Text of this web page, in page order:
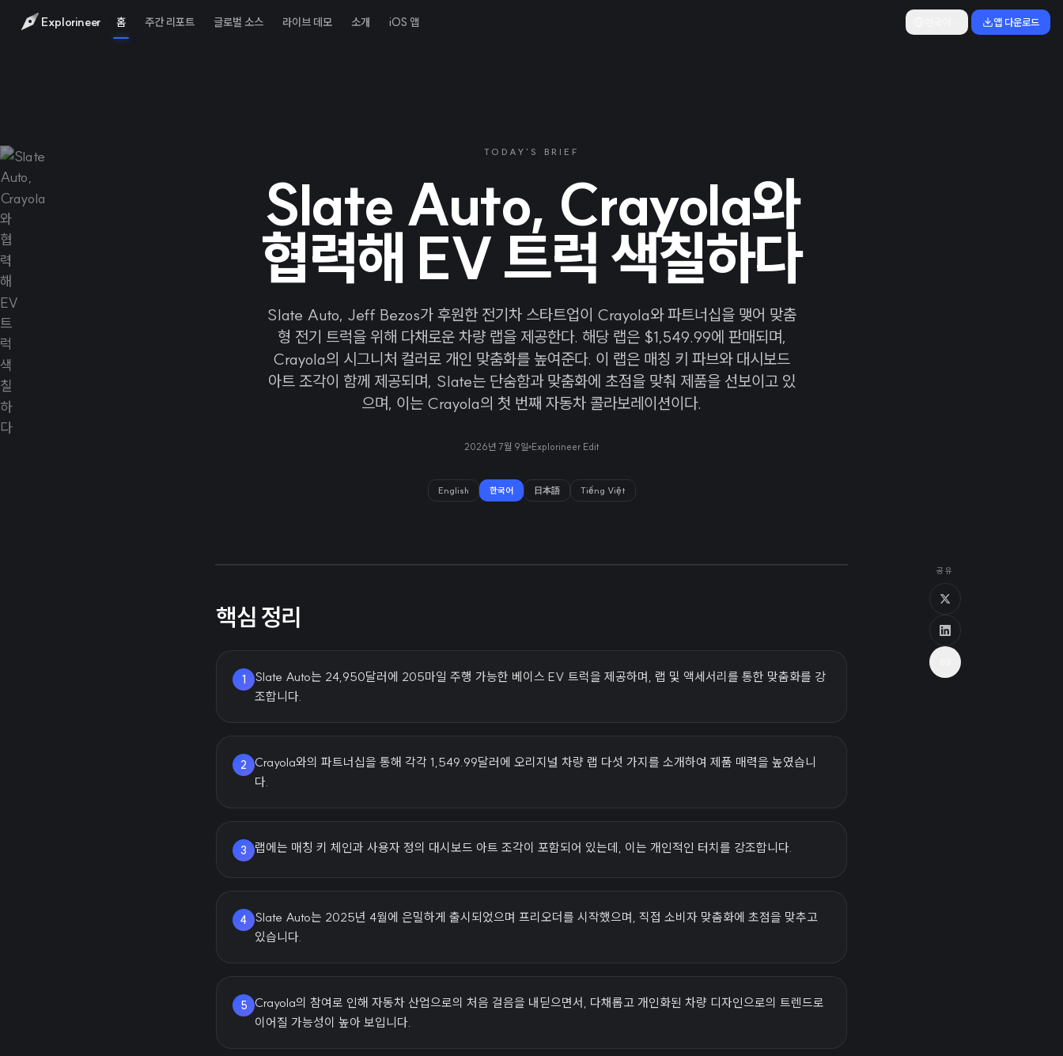
Explorineer 홈 주간 리포트 글로벌 소스 라이브 데모 소개 iOS 앱 앱 다운로드
TODAY'S BRIEF
Slate Auto, Crayola와
협력해 EV 트럭 색칠하다
Slate Auto, Jeff Bezos가 후원한 전기차 스타트업이 Crayola와 파트너십을 맺어 맞춤
형 전기 트럭을 위해 다채로운 차량 랩을 제공한다. 해당 랩은 $1,549.99에 판매되며,
Crayola의 시그니처 컬러로 개인 맞춤화를 높여준다. 이 랩은 매칭 키 파브와 대시보드
아트 조각이 함께 제공되며, Slate는 단숨함과 맞춤화에 초점을 맞춰 제품을 선보이고 있
으며, 이는 Crayola의 첫 번째 자동차 콜라보레이션이다.
2026년 7월 9일 Explorineer Edit
English 한국어 日本語 Tiếng Việt
핵심 정리
1
Slate Auto는 24,950달러에 205마일 주행 가능한 베이스 EV 트럭을 제공하며, 랩 및 액세서리를 통한 맞춤화를 강
조합니다.
2
Crayola와의 파트너십을 통해 각각 1,549.99달러에 오리지널 차량 랩 다섯 가지를 소개하여 제품 매력을 높였습니
다.
3 랩에는 매칭 키 체인과 사용자 정의 대시보드 아트 조각이 포함되어 있는데, 이는 개인적인 터치를 강조합니다.
4
Slate Auto는 2025년 4월에 은밀하게 출시되었으며 프리오더를 시작했으며, 직접 소비자 맞춤화에 초점을 맞추고
있습니다.
5
Crayola의 참여로 인해 자동차 산업으로의 처음 걸음을 내딛으면서, 다채롭고 개인화된 차량 디자인으로의 트렌드로
이어질 가능성이 높아 보입니다.
공유